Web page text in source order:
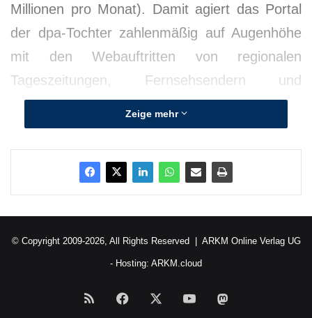
Millionen pro Monat). Damit agiert das Portal
der dpa-Tochter zahlenmäßig auf Augenhöhe
mit den Webauftritten von regionalen
Tageszeitungen, Fernsehsendern und
Magazinen.
Zeige mehr
© Copyright 2009-2026, All Rights Reserved | ARKM Online Verlag UG
- Hosting: ARKM.cloud
RSS Facebook YouTube